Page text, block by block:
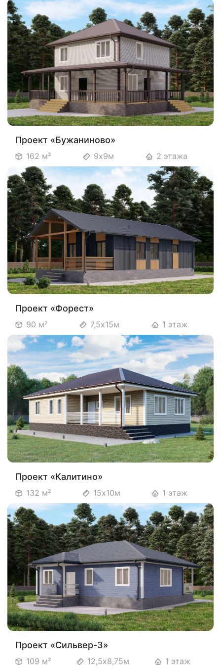
Проект «Бужаниново»
162 м² 9х9м 2 этажа
Проект «Форест»
90 м² 7,5х15м 1 этаж
Проект «Калитино»
132 м² 15х10м 1 этаж
Проект «Сильвер-3»
109 м² 12,5х8,75м 1 этаж